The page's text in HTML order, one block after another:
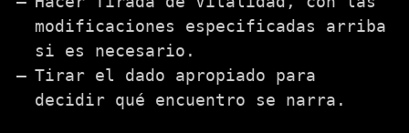
modificaciones especificadas arriba
si es necesario.
Tirar el dado apropiado para
decidir qué encuentro se narra.